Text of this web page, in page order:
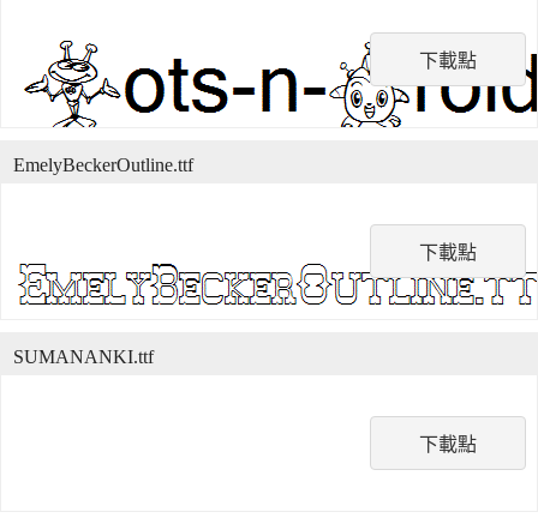
下載點
下載點
EmelyBeckerOutline.ttf
下載點
SUMANANKI.ttf